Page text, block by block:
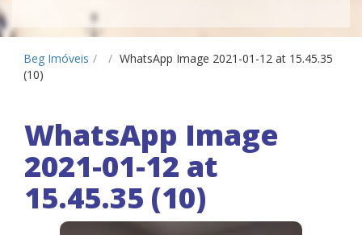
Beg Imóveis / / WhatsApp Image 2021-01-12 at 15.45.35
(10)
WhatsApp Image
2021-01-12 at
15.45.35 (10)